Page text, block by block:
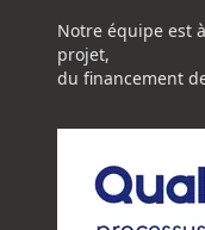
Notre équipe est
projet,
du financement